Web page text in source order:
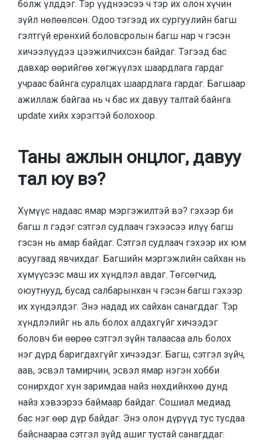
болж үлддэг. Тэр үүднээсээ ч тэр их олон хүчин
зүйл нөлөөлсөн. Одоо тэгээд их сургуулийн багш
гэлтгүй ерөнхий боловсролын багш нар ч гэсэн
хичээлүүдээ цээжилчихсэн байдаг. Тэгээд бас
давхар өөрийгөө хөгжүүлэх шаардлага гардаг
учраас байнга суралцах шаардлага гардаг. Багшаар
ажиллаж байгаа нь ч бас их давуу талтай байнга
update хийх хэрэгтэй болохоор.
Таны ажлын онцлог, давуу
тал юу вэ?
Хүмүүс надаас ямар мэргэжилтэй вэ? гэхээр би
багш л гэдэг сэтгэл судлаач гэхээсээ илүү багш
гэсэн нь амар байдаг. Сэтгэл судлаач гэхээр их юм
асуугаад явчихдаг. Багшийн мэргэжлийн сайхан нь
хүмүүсээс маш их хүндлэл авдаг. Төгсөгчид,
оюутнууд, бусад салбарынхан ч гэсэн багш гэхээр
их хүндэлдэг. Энэ надад их сайхан санагддаг. Тэр
хүндлэлийг нь аль болох алдахгүйг хичээдэг
боловч би өөрөө сэтгэл зүйн талаасаа аль болох
нэг дүрд баригдахгүйг хичээдэг. Багш, сэтгэл зүйч,
аав, эсвэл тамирчин, эсвэл ямар нэгэн хобби
сонирхдог хүн заримдаа найз нөхдийнхөө дунд
найз хэвээрээ баймаар байдаг. Сошиал медиад
бас нэг өөр дүр байдаг. Энэ олон дүрүүд тус тусдаа
байснаараа сэтгэл зүйд ашиг тустай санагддаг.